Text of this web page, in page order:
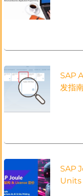
SAP
发指
SAP
Units